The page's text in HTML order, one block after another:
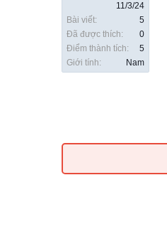
11/3/24
Bài viết:
5
Đã được thích:
0
Điểm thành tích:
5
Giới tính:
Nam